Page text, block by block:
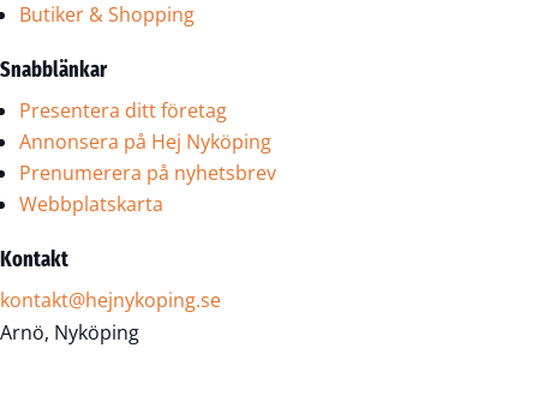
Butiker & Shopping
Snabblänkar
Presentera ditt företag
Annonsera på Hej Nyköping
Prenumerera på nyhetsbrev
Webbplatskarta
Kontakt
kontakt@hejnykoping.se
Arnö, Nyköping